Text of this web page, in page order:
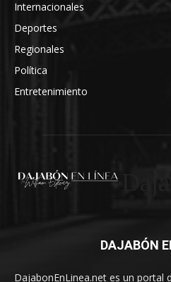
Internacionales
Deportes
Regionales
Política
Entretenimiento
DAJABÓN
DajabonEnLinea.net es un portal